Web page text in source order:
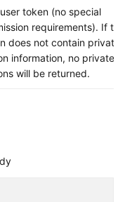
token (no special
requirements). If the
does not contain private
information, no private
will be returned.